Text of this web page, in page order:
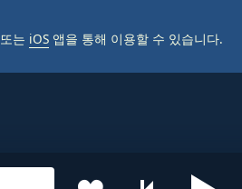
또는 iOS 앱을 통해 이용할 수 있습니다.